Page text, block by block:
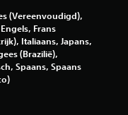
(Vereenvoudigd),
Frans
Italiaans, Japans,
(Brazilië),
Spaans, Spaans